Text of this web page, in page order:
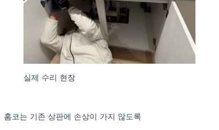
실제 수리 현장
홈코는 기존 상판에 손상이 가지 않도록